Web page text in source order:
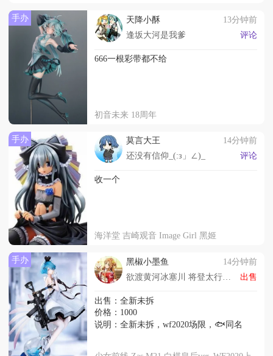
手办 天降小酥
13分钟前
逢坂大河是我爹
评论
666一根彩带都不给
初音未来 18周年
手办 莫言大王
14分钟前
还没有信仰_(:з」∠)_
评论
收一个
海洋堂 吉崎观音 Image Girl 黑姬
手办 黑椒小墨鱼
14分钟前
欲渡黄河冰塞川 将登太行雪满山
出售
出售：全新未拆
价格：1000
说明：全新未拆，wf2020场限，🐟同名